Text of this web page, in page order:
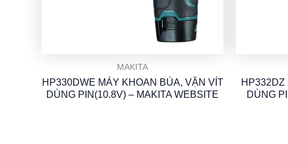
MAKITA
HP330DWE MÁY KHOAN BÚA, VẶN VÍT
DÙNG PIN(10.8V) – MAKITA WEBSITE
HP332DZ
DÙNG